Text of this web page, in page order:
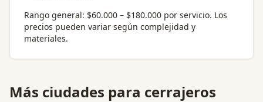
Rango general: $60.000 – $180.000 por servicio. Los
precios pueden variar según complejidad y
materiales.
Más ciudades para cerrajeros